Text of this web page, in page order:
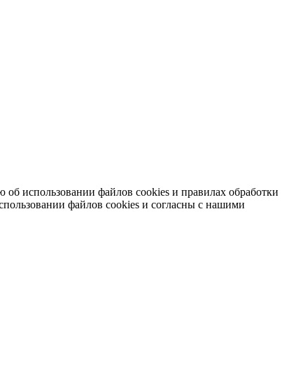
использовании файлов cookies и правилах обработки
файлов cookies и согласны с нашими